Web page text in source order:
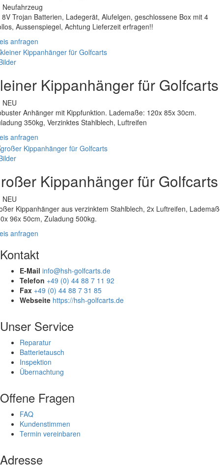
Neufahrzeug
8V Trojan Batterien, Ladegerät, Alufelgen, geschlossene Box mit 4
Aussenspiegel, Achtung Lieferzeit erfragen!!
anfragen
Kippanhänger für Golfcarts
NEU
Anhänger mit Kippfunktion. Lademaße: 120x 85x 30cm.
350kg, Verzinktes Stahlblech, Luftreifen
anfragen
Kippanhänger für Golfcarts
NEU
Kippanhänger aus verzinktem Stahlblech, 2x Luftreifen,
96x 50cm, Zuladung 500kg.
anfragen
Kontakt
E-Mail info@hsh-golfcarts.de
Telefon +49 (0) 44 88 7 11 92
Fax +49 (0) 44 88 7 31 85
Webseite https://hsh-golfcarts.de
Unser Service
Reparatur
Batterietausch
Inspektion
Übernachtung
Offene Fragen
FAQ
Kundenstimmen
Termin vereinbaren
Adresse